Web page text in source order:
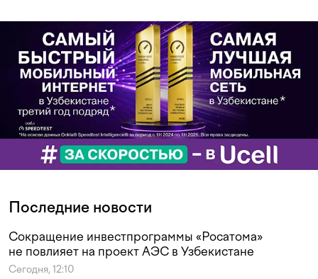
Последние новости
Сокращение инвестпрограммы «Росатома»
не повлияет на проект АЭС в Узбекистане
Сегодня, 12:10